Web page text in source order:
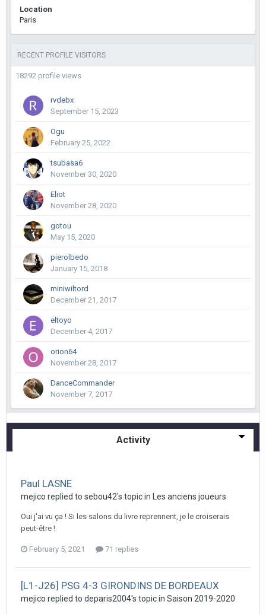
Location
Paris
RECENT PROFILE VISITORS
18292 profile views
rvdebx
September 15, 2023
Ogu
February 25, 2022
tsubasa6
November 30, 2020
Eliot
November 28, 2020
gotou
May 15, 2020
pierolbedo
January 15, 2018
miniwiltord
December 21, 2017
eltoyo
December 4, 2017
orion64
November 28, 2017
DanceCommander
November 7, 2017
Activity
Paul LASNE
mejico replied to sebou42's topic in Les anciens joueurs
Oui j'ai vu ça ! Si les salons du livre reprennent, je le croiserais
peut-être !
February 5, 2021 71 replies
[L1-J26] PSG 4-3 GIRONDINS DE BORDEAUX
mejico replied to deparis2004's topic in Saison 2019-2020